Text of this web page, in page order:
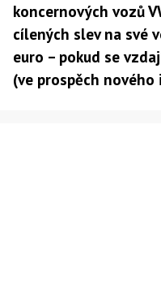
koncernových vozů
cílených slev na své
euro – pokud se
(ve prospěch